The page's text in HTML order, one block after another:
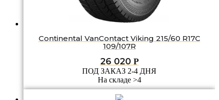
Continental VanContact Viking 215/60 R17C
109/107R
26 020 Р
ПОД ЗАКАЗ 2-4 ДНЯ
На складе >4